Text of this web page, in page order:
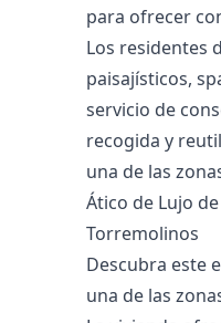
para ofrecer
Los residentes
paisajísticos,
servicio de
recogida ‌y
una ‌de las
Ático de Lujo
Torremolinos
Descubra este
una de las